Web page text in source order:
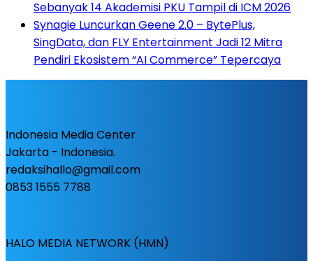
Sebanyak 14 Akademisi PKU Tampil di ICM 2026
Synagie Luncurkan Geene 2.0 – BytePlus,
SingData, dan FLY Entertainment Jadi 12 Mitra
Pendiri Ekosistem “AI Commerce” Tepercaya
Indonesia Media Center
Jakarta - Indonesia.
redaksihallo@gmail.com
0853 1555 7788
HALO MEDIA NETWORK (HMN)